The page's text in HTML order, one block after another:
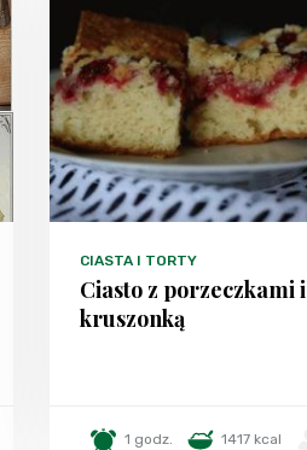
CIASTA I TORTY
Ciasto z porzeczkami i
kruszonką
1 godz. 1417 kcal